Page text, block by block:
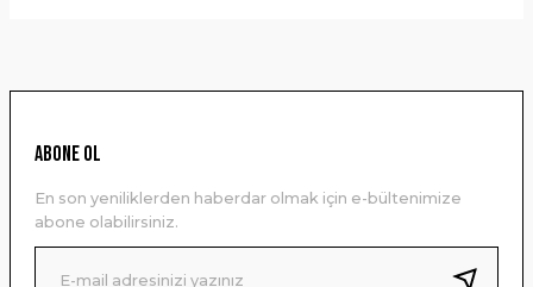
Ürün resmi kalitesiz, bozuk veya görüntülenemiyor.
Ürün bilgilerinde hatalar bulunuyor.
Ürün fiyatı diğer sitelerden daha pahalı.
Bu ürüne benzer farklı alternatifler olmalı.
ABONE OL
En son yeniliklerden haberdar olmak için e-bültenimize
abone olabilirsiniz.